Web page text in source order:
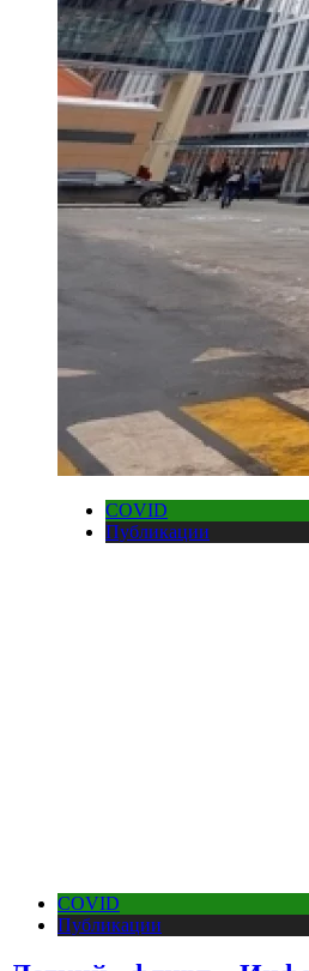
COVID
Публикации
COVID
Публикации